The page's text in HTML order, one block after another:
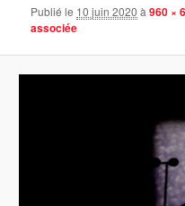
Publié le 10 juin 2020 à960 ×
associée